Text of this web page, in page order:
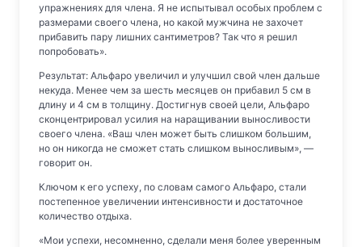
упражнениях для члена. Я не испытывал особых проблем с
размерами своего члена, но какой мужчина не захочет
прибавить пару лишних сантиметров? Так что я решил
попробовать».
Результат: Альфаро увеличил и улучшил свой член дальше
некуда. Менее чем за шесть месяцев он прибавил 5 см в
длину и 4 см в толщину. Достигнув своей цели, Альфаро
сконцентрировал усилия на наращивании выносливости
своего члена. «Ваш член может быть слишком большим,
но он никогда не сможет стать слишком выносливым», —
говорит он.
Ключом к его успеху, по словам самого Альфаро, стали
постепенное увеличении интенсивности и достаточное
количество отдыха.
«Мои успехи, несомненно, сделали меня более уверенным